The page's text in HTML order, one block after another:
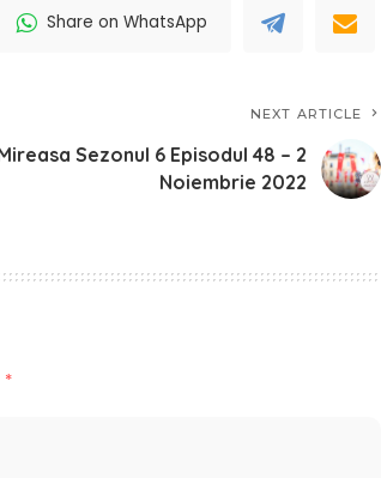
Share on WhatsApp
NEXT ARTICLE
Sezonul 6 Episodul 48 – 2
Noiembrie 2022
*